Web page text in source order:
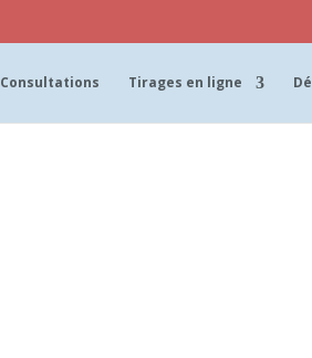
Consultations Tirages en ligne